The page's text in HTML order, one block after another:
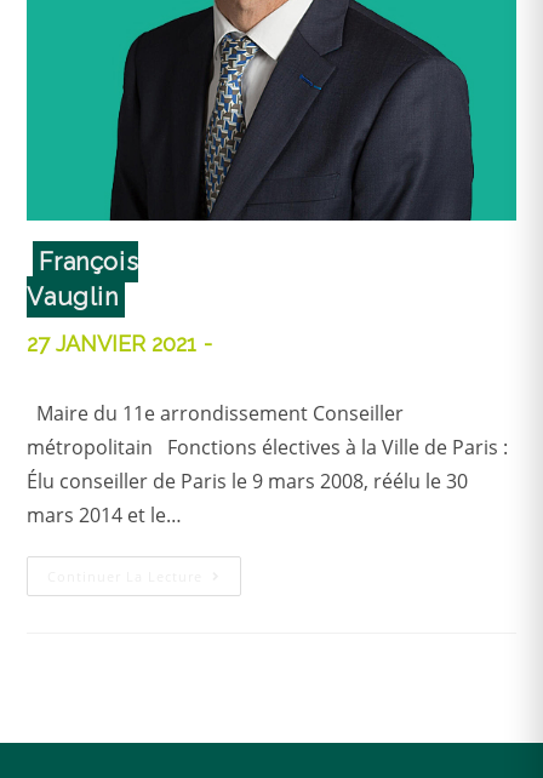
François
Vauglin
27 JANVIER 2021
Maire du 11e arrondissement Conseiller
métropolitain Fonctions électives à la Ville de Paris :
Élu conseiller de Paris le 9 mars 2008, réélu le 30
mars 2014 et le…